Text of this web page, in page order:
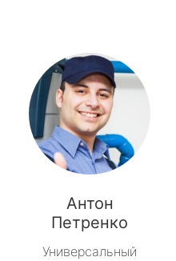
Антон
Петренко
Универсальный